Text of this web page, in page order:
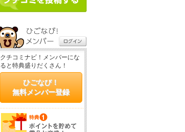
クチコミナビ！メンバーにな
ると特典盛りだくさん！
ひごなび！
無料メンバー登録